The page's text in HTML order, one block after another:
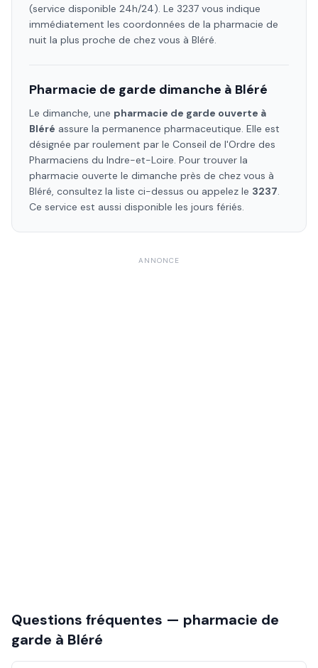
(service disponible 24h/24). Le 3237 vous indique
immédiatement les coordonnées de la pharmacie de
nuit la plus proche de chez vous à Bléré.
Pharmacie de garde dimanche à Bléré
Le dimanche, une pharmacie de garde ouverte à
Bléré assure la permanence pharmaceutique. Elle est
désignée par roulement par le Conseil de l'Ordre des
Pharmaciens du Indre-et-Loire. Pour trouver la
pharmacie ouverte le dimanche près de chez vous à
Bléré, consultez la liste ci-dessus ou appelez le 3237.
Ce service est aussi disponible les jours fériés.
ANNONCE
Questions fréquentes — pharmacie de
garde à Bléré